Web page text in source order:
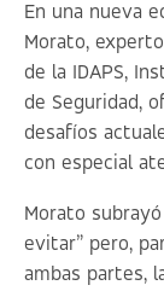
En una nueva
Morato,
de la IDAPS,
de Seguridad,
desafíos
con especial
Morato
evitar” pero,
ambas partes,